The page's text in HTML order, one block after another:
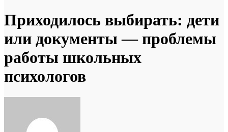
Приходилось выбирать: дети
или документы — проблемы
работы школьных
психологов